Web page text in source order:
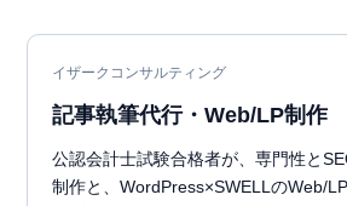
イザークコンサルティング
記事執筆代行・Web/LP制作
公認会計士試験合格者が、専門性と
制作と、WordPress×SWELLのWeb/